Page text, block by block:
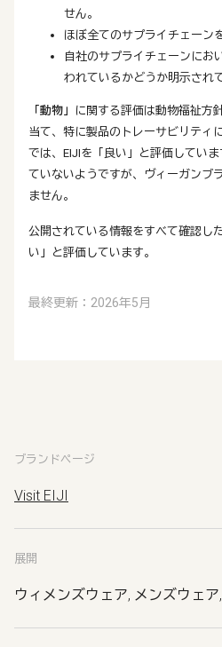
せん。
ほぼ全てのサプライチェーン
自社のサプライチェーンにお
われているかどうか明示され
「動物」
に関する評価は動物福祉方
当て、特に製品のトレーサビリティ
では、EIJIを「良い」と評価してい
ていないようですが、ヴィーガンブ
ません。
公開されている情報をすべて確認し
い」と評価しています。
最終更新：2026年5月
ブランドページ
Visit EIJI
展開
ウィメンズウェア, メンズウェ